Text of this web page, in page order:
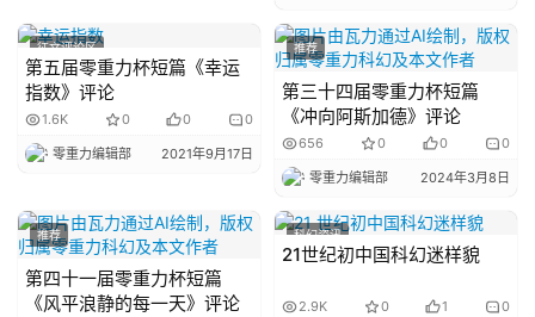
征文评论区
第五届零重力杯短篇《幸运
指数》评论
1.6K 0 0 0
零重力编辑部 2021年9月17日
推荐
第三十四届零重力杯短篇
《冲向阿斯加德》评论
656 0 0 0
零重力编辑部 2024年3月8日
推荐
第四十一届零重力杯短篇
《风平浪静的每一天》评论
科幻资讯
21世纪初中国科幻迷样貌
2.9K 0 1 0